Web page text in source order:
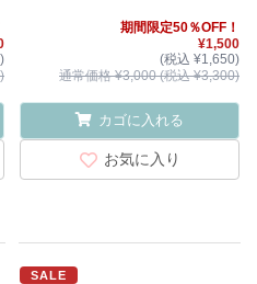
期間限定50％OFF！
¥1,500
(税込 ¥1,650)
通常価格 ¥3,000 (税込 ¥3,300)
カゴに入れる
お気に入り
SALE